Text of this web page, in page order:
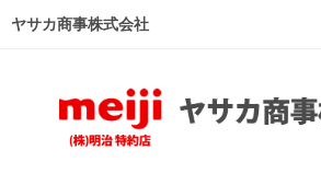
ヤサカ商事株式会社